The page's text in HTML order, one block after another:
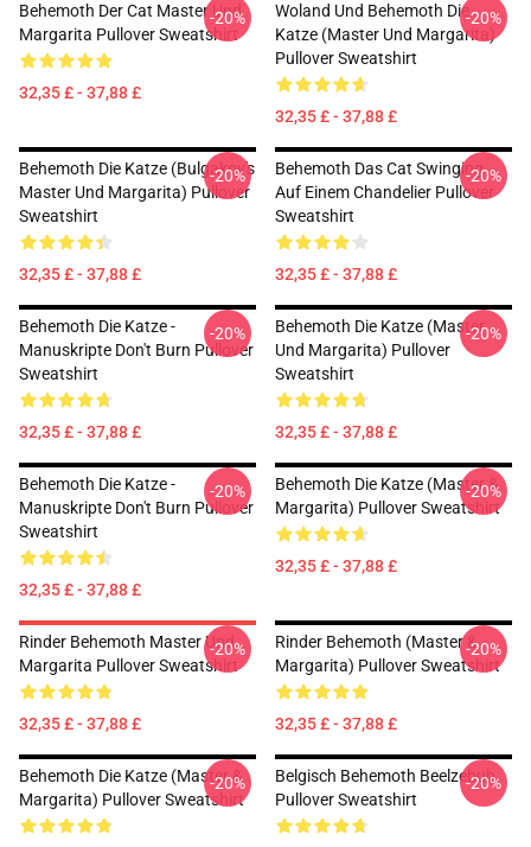
Behemoth Der Cat Master Und
Margarita Pullover Sweatshirt
32,35 £ - 37,88 £
-20%
Woland Und Behemoth Die
Katze (Master Und Margarita)
Pullover Sweatshirt
32,35 £ - 37,88 £
-20%
Behemoth Die Katze (Bulgakov's
Master Und Margarita) Pullover
Sweatshirt
32,35 £ - 37,88 £
-20%
Behemoth Das Cat Swinging
Auf Einem Chandelier Pullover
Sweatshirt
32,35 £ - 37,88 £
-20%
Behemoth Die Katze -
Manuskripte Don't Burn Pullover
Sweatshirt
32,35 £ - 37,88 £
-20%
Behemoth Die Katze (Master
Und Margarita) Pullover
Sweatshirt
32,35 £ - 37,88 £
-20%
Behemoth Die Katze -
Manuskripte Don't Burn Pullover
Sweatshirt
32,35 £ - 37,88 £
-20%
Behemoth Die Katze (Master &
Margarita) Pullover Sweatshirt
32,35 £ - 37,88 £
-20%
Rinder Behemoth Master Und
Margarita Pullover Sweatshirt
32,35 £ - 37,88 £
-20%
Rinder Behemoth (Master &
Margarita) Pullover Sweatshirt
32,35 £ - 37,88 £
-20%
Behemoth Die Katze (Master &
Margarita) Pullover Sweatshirt
-20%
Belgisch Behemoth Beelzebub
Pullover Sweatshirt
-20%